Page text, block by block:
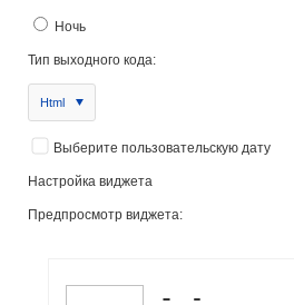
Ночь
Тип выходного кода:
Html
Выберите пользовательскую дату
Настройка виджета
Предпросмотр виджета: